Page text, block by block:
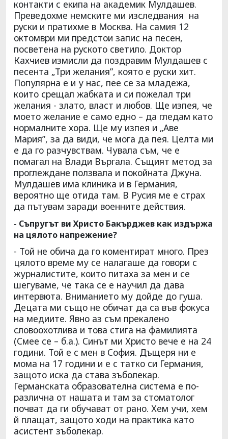
контакти с екипа на академик Мулдашев.
Преведохме немските ми изследвания на
руски и пратихме в Москва. На самия 12
октомври ми предстои запис на песен,
посветена на руското светило. Доктор
Кахчиев измисли да поздравим Мулдашев с
песента „Три желания”, която е руски хит.
Популярна е и у нас, пее се за младежа,
които срещал жабката и си пожелал три
желания - злато, власт и любов. Ще изпея, че
моето желание е само едно – да гледам като
нормалните хора. Ще му изпея и „Аве
Мария”, за да види, че мога да пея. Целта ми
е да го разчувствам. Чувала съм, че е
помагал на Влади Въргала. Същият метод за
проглеждане ползвала и покойната Джуна.
Мулдашев има клиника и в Германия,
вероятно ще отида там. В Русия ме е страх
да пътувам заради военните действия.
- Съпругът ви Христо Бакърджев как издържа
на цялото напрежение?
- Той не обича да го коментират много. През
цялото време му се налагаше да говори с
журналистите, които питаха за мен и се
шегуваме, че така се е научил да дава
интервюта. Вниманието му дойде до гуша.
Децата ми също не обичат да са във фокуса
на медиите. Явно аз съм прекалено
словоохотлива и това стига на фамилията
(Смее се – б.а.). Синът ми Христо вече е на 24
години. Той е с мен в София. Дъщеря ни е
мома на 17 години и е с татко си Германия,
защото иска да става зъболекар.
Германската образователна система е по-
различна от нашата и там за стоматолог
почват да ги обучават от рано. Хем учи, хем
й плащат, защото ходи на практика като
асистент зъболекар.